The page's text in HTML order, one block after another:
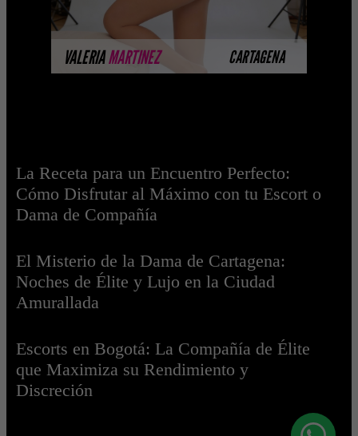
VALERIAMARTINEZ CARTAGENA
MÁS INFORMACIÓN
La Receta para un Encuentro Perfecto:
Cómo Disfrutar al Máximo con tu Escort o
Dama de Compañía
El Misterio de la Dama de Cartagena:
Noches de Élite y Lujo en la Ciudad
Amurallada
Escorts en Bogotá: La Compañía de Élite
que Maximiza su Rendimiento y
Discreción